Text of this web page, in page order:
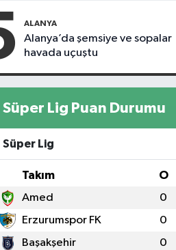
kapandı
çarptı
ALANYA
Alanya’da şemsiye ve sopalar
havada uçuştu
Süper Lig Puan Durumu
Süper Lig
Takım O
Amed 0
Erzurumspor FK 0
Başakşehir 0